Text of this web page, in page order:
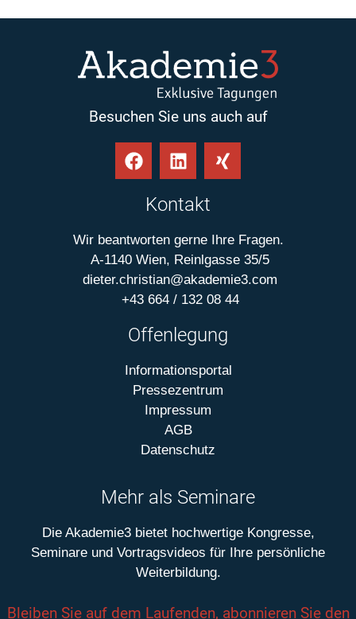
Besuchen Sie uns auch auf
Kontakt
Wir beantworten gerne Ihre Fragen.
A-1140 Wien, Reinlgasse 35/5
dieter.christian@akademie3.com
+43 664 / 132 08 44
Offenlegung
Informationsportal
Pressezentrum
Impressum
AGB
Datenschutz
Mehr als Seminare
Die Akademie3 bietet hochwertige Kongresse,
Seminare und Vortragsvideos für Ihre persönliche
Weiterbildung.
Bleiben Sie auf dem Laufenden, abonnieren Sie den